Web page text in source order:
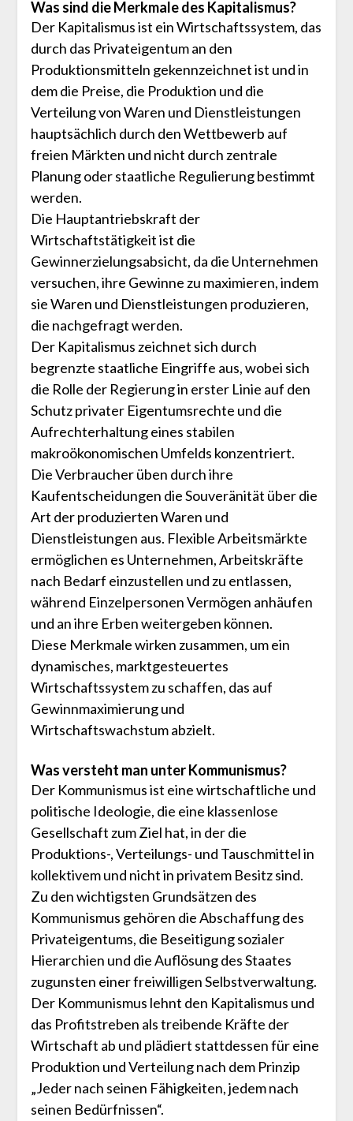
Was sind die Merkmale des Kapitalismus?
Der Kapitalismus ist ein Wirtschaftssystem, das
durch das Privateigentum an den
Produktionsmitteln gekennzeichnet ist und in
dem die Preise, die Produktion und die
Verteilung von Waren und Dienstleistungen
hauptsächlich durch den Wettbewerb auf
freien Märkten und nicht durch zentrale
Planung oder staatliche Regulierung bestimmt
werden.
Die Hauptantriebskraft der
Wirtschaftstätigkeit ist die
Gewinnerzielungsabsicht, da die Unternehmen
versuchen, ihre Gewinne zu maximieren, indem
sie Waren und Dienstleistungen produzieren,
die nachgefragt werden.
Der Kapitalismus zeichnet sich durch
begrenzte staatliche Eingriffe aus, wobei sich
die Rolle der Regierung in erster Linie auf den
Schutz privater Eigentumsrechte und die
Aufrechterhaltung eines stabilen
makroökonomischen Umfelds konzentriert.
Die Verbraucher üben durch ihre
Kaufentscheidungen die Souveränität über die
Art der produzierten Waren und
Dienstleistungen aus. Flexible Arbeitsmärkte
ermöglichen es Unternehmen, Arbeitskräfte
nach Bedarf einzustellen und zu entlassen,
während Einzelpersonen Vermögen anhäufen
und an ihre Erben weitergeben können.
Diese Merkmale wirken zusammen, um ein
dynamisches, marktgesteuertes
Wirtschaftssystem zu schaffen, das auf
Gewinnmaximierung und
Wirtschaftswachstum abzielt.
Was versteht man unter Kommunismus?
Der Kommunismus ist eine wirtschaftliche und
politische Ideologie, die eine klassenlose
Gesellschaft zum Ziel hat, in der die
Produktions-, Verteilungs- und Tauschmittel in
kollektivem und nicht in privatem Besitz sind.
Zu den wichtigsten Grundsätzen des
Kommunismus gehören die Abschaffung des
Privateigentums, die Beseitigung sozialer
Hierarchien und die Auflösung des Staates
zugunsten einer freiwilligen Selbstverwaltung.
Der Kommunismus lehnt den Kapitalismus und
das Profitstreben als treibende Kräfte der
Wirtschaft ab und plädiert stattdessen für eine
Produktion und Verteilung nach dem Prinzip
„Jeder nach seinen Fähigkeiten, jedem nach
seinen Bedürfnissen“.